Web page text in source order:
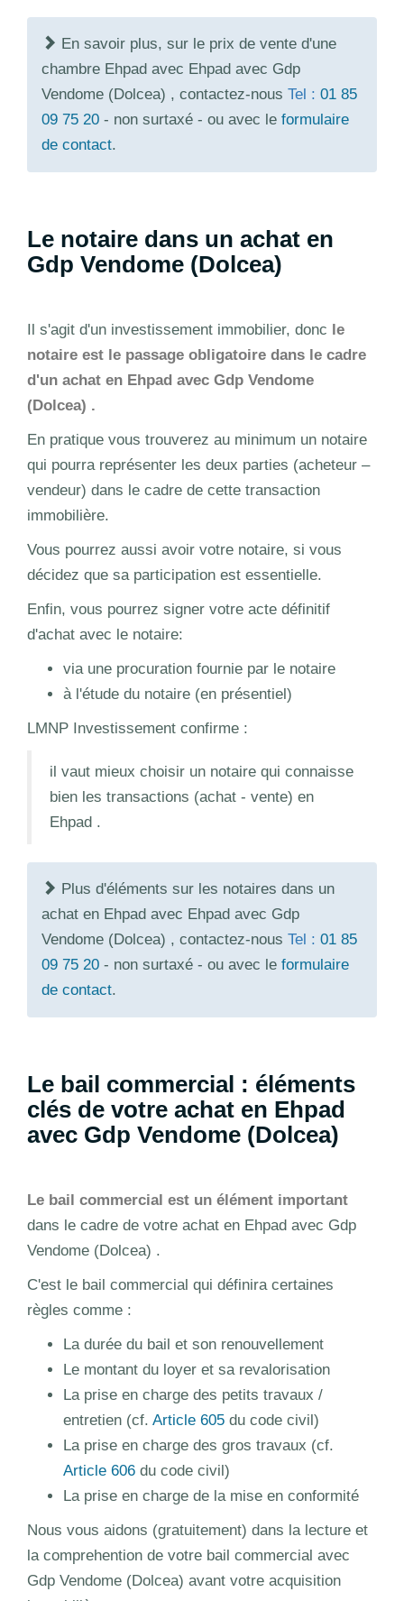
En savoir plus, sur le prix de vente d'une
chambre Ehpad avec Ehpad avec Gdp
Vendome (Dolcea) , contactez-nous Tel : 01 85
09 75 20 - non surtaxé - ou avec le formulaire
de contact.
Le notaire dans un achat en
Gdp Vendome (Dolcea)
Il s'agit d'un investissement immobilier, donc le
notaire est le passage obligatoire dans le cadre
d'un achat en Ehpad avec Gdp Vendome
(Dolcea) .
En pratique vous trouverez au minimum un notaire
qui pourra représenter les deux parties (acheteur –
vendeur) dans le cadre de cette transaction
immobilière.
Vous pourrez aussi avoir votre notaire, si vous
décidez que sa participation est essentielle.
Enfin, vous pourrez signer votre acte définitif
d'achat avec le notaire:
via une procuration fournie par le notaire
à l'étude du notaire (en présentiel)
LMNP Investissement confirme :
il vaut mieux choisir un notaire qui connaisse
bien les transactions (achat - vente) en
Ehpad .
Plus d'éléments sur les notaires dans un
achat en Ehpad avec Ehpad avec Gdp
Vendome (Dolcea) , contactez-nous Tel : 01 85
09 75 20 - non surtaxé - ou avec le formulaire
de contact.
Le bail commercial : éléments
clés de votre achat en Ehpad
avec Gdp Vendome (Dolcea)
Le bail commercial est un élément important
dans le cadre de votre achat en Ehpad avec Gdp
Vendome (Dolcea) .
C'est le bail commercial qui définira certaines
règles comme :
La durée du bail et son renouvellement
Le montant du loyer et sa revalorisation
La prise en charge des petits travaux /
entretien (cf. Article 605 du code civil)
La prise en charge des gros travaux (cf.
Article 606 du code civil)
La prise en charge de la mise en conformité
Nous vous aidons (gratuitement) dans la lecture et
la comprehention de votre bail commercial avec
Gdp Vendome (Dolcea) avant votre acquisition